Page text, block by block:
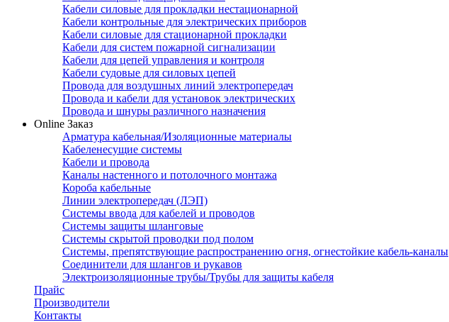
Кабели силовые для прокладки нестационарной
Кабели контрольные для электрических приборов
Кабели силовые для стационарной прокладки
Кабели для систем пожарной сигнализации
Кабели для цепей управления и контроля
Кабели судовые для силовых цепей
Провода для воздушных линий электропередач
Провода и кабели для установок электрических
Провода и шнуры различного назначения
Online Заказ
Арматура кабельная/Изоляционные материалы
Кабеленесущие системы
Кабели и провода
Каналы настенного и потолочного монтажа
Короба кабельные
Линии электропередач (ЛЭП)
Системы ввода для кабелей и проводов
Системы защиты шланговые
Системы скрытой проводки под полом
Системы, препятствующие распространению огня, огнестойкие кабель-каналы
Соединители для шлангов и рукавов
Электроизоляционные трубы/Трубы для защиты кабеля
Прайс
Производители
Контакты